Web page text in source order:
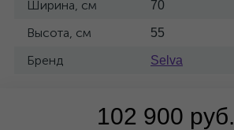
Ширина, см 70
Высота, см 55
Бренд Selva
102 900 руб.